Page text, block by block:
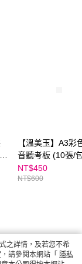
【溫美玉】A3彩
音聽考板 (10張/
NT$450
NT$600
之詳情，及若您不希
請參閱本網站「 隱私